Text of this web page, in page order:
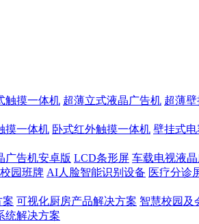
触摸一体机 超薄立式液晶广告机 超薄
摸一体机 卧式红外触摸一体机 壁挂式
广告机安卓版 LCD条形屏 车载电视液
园班牌 AI人脸智能识别设备 医疗分诊
案 可视化厨房产品解决方案 智慧校园及
统解决方案